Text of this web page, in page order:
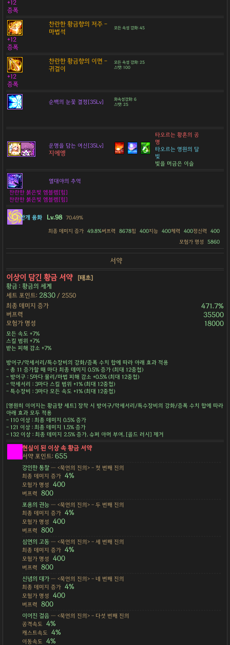
+12
증폭
찬란한 황금향의 저주 -
마법석
모든 속성 강화: 45
+12
증폭
찬란한 황금향의 이면 -
귀걸이
모든 속성 강화: 25
스탯: 100
+12
증폭
순백의 눈꽃 결정[35Lv]
화속성강화: 6
스탯: 25
운명을 담는 여신[35Lv]
지에엥
타오르는 황혼의 공
명
타오르는 영원의 달
빛
빛을 머금은 이슬
열대야의 추억
찬란한 붉은빛 엠블렘[힘]
찬란한 붉은빛 엠블렘[힘]
안개 융화 Lv.98 70.49%
최종 데미지 증가 49.8%버프력 8678힘 400지능 400체력 400정신력
400
모험가 명성
5860
서약
이상이 담긴 황금 서약
[태초]
황금 : 황금의 세계
세트 포인트: 2830 / 2550
최종 데미지 증가
471.7%
버프력 35500
모험가 명성 18000
모든 속도 +7%
스킬 범위 +7%
받는 피해 감소 +7%
방어구/악세서리/특수장비의 강화/증폭 수치 합에 따라 아래 효과 적용
- 총 11 증가할 때 마다 최종 데미지 0.5% 증가 (최대 12중첩)
- 방어구 : 5마다 물리/마법 피해 감소 +0.5% (최대 12중첩)
- 악세서리 : 3마다 스킬 범위 +1% (최대 12중첩)
- 특수장비 : 3마다 모든 속도 +1% (최대 12중첩)
[영원히 이어지는 황금향 세트] 장착 시 방어구/악세서리/특수장비의 강화/증폭 수치 합에 따라
아래 효과 모두 적용
- 110 이상 : 최종 데미지 0.5% 증가
- 121 이상 : 최종 데미지 1.5% 증가
- 132 이상 : 최종 데미지 2.5% 증가, 슈퍼 아머 부여, [골드 러시] 제거
현실이 된 이상 속 황금 서약
서약 포인트:655
강인한 통찰— <묵언의 진의> - 첫 번째 진의
최종 데미지 증가 4%
모험가 명성 400
버프력 800
포용의 권능— <묵언의 진의> - 두 번째 진의
최종 데미지 증가 4%
모험가 명성 400
버프력 800
심연의 고동— <묵언의 진의> - 세 번째 진의
최종 데미지 증가 4%
모험가 명성 400
버프력 800
신념의 대가— <묵언의 진의> - 네 번째 진의
최종 데미지 증가 4%
모험가 명성 400
버프력 800
이어진 걸음— <묵언의 진의> - 다섯 번째 진의
공격속도
4%
캐스트속도 4%
이동속도 4%